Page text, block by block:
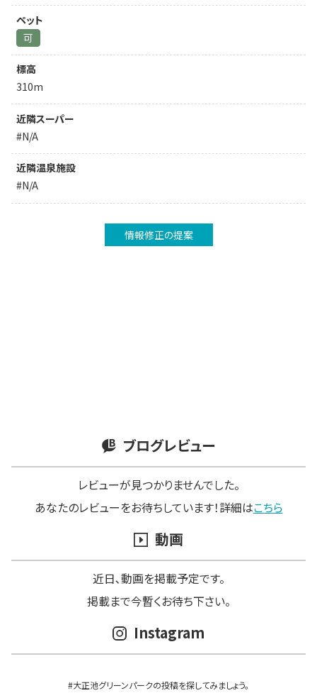
ペット
可
標高
310m
近隣スーパー
#N/A
近隣温泉施設
#N/A
情報修正の提案
ブログレビュー
レビューが見つかりませんでした。
あなたのレビューをお待ちしています！詳細はこちら
動画
近日､動画を掲載予定です。
掲載まで今暫くお待ち下さい。
Instagram
#大正池グリーンパークの投稿を探してみましょう。